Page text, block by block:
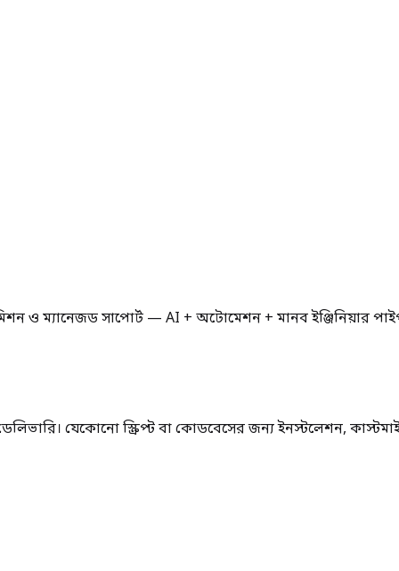
ও ম্যানেজড সাপোর্ট — AI + অটোমেশন + মানব ইঞ্জিনিয়ার
যেকোনো স্ক্রিপ্ট বা কোডবেসের জন্য ইনস্টলেশন,